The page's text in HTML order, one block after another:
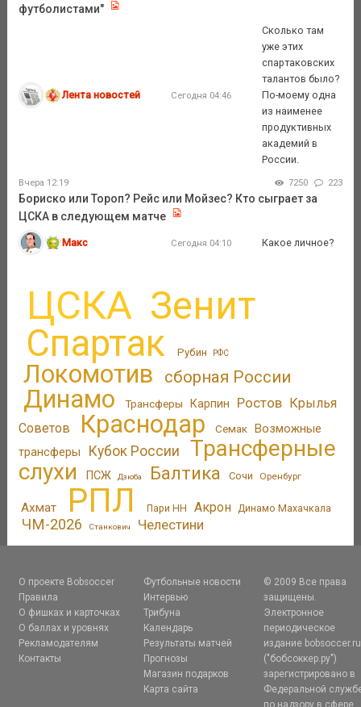
футболистами"
Лента новостей Сегодня 04:46
Сколько там
уже этих
спартаковских
талантов было?
По-моему одна
из наименее
продуктивных
академий в
России.
Вчера 12:19 7250 223
Бориско или Тороп? Рейс или Мойзес? Кто сыграет за
ЦСКА в следующем матче
Макс Сегодня 04:10 Какое личное?
ЦСКА Зенит
Спартак Рубин РФС
Локомотив сборная России
Динамо Трансферы Карпин Ростов
Крылья
Советов
Краснодар Семак Возможные
трансферы
Кубок России
Трансферные
слухи
ПСЖ Дзюба Балтика Сочи Оренбург
Ахмат РПЛ Пари НН Акрон Динамо Махачкала
ЧМ-2026 Станкович Челестини
О проекте Bobsoccer
Правила
О фишках и карточках
О баллах и уровнях
Рекламодателям
Контакты
Футбольные новости
Интервью
Трибуна
Календарь
Результаты матчей
Прогнозы
Магазин подарков
Карта сайта
© 2009 Все права
защищены.
Электронное
периодическое
издание bobsoccer.ru
("бобсоккер.ру")
зарегистрировано в
Федеральной
по надзору в сфере